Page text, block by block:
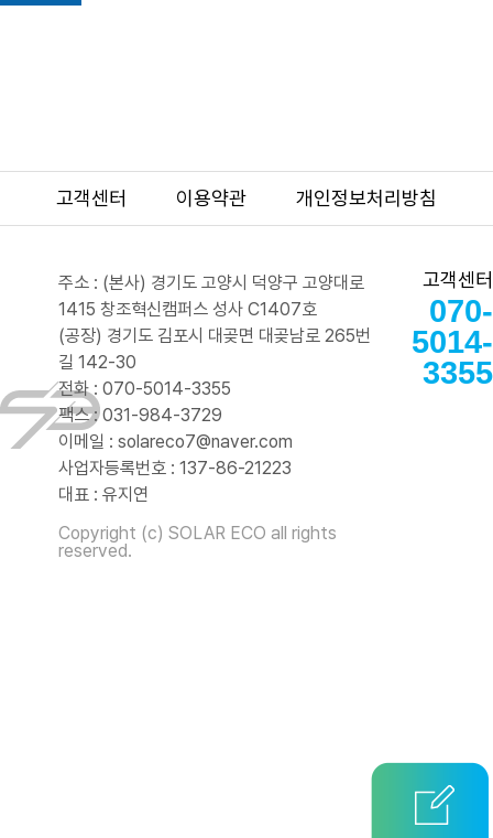
고객센터 이용약관 개인정보처리방침
주소 : (본사) 경기도 고양시 덕양구 고양대로
1415 창조혁신캠퍼스 성사 C1407호
(공장) 경기도 김포시 대곶면 대곶남로 265번
길 142-30
전화 : 070-5014-3355
팩스 : 031-984-3729
이메일 : solareco7@naver.com
사업자등록번호 : 137-86-21223
대표 : 유지연
Copyright (c) SOLAR ECO all rights
reserved.
고객센터
070-
5014-
3355